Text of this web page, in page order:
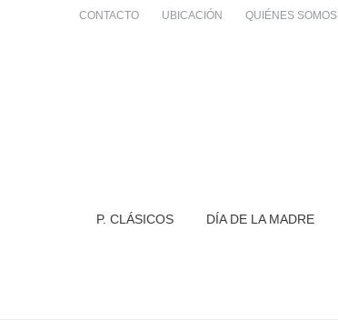
CONTACTO UBICACIÓN QUIÉNES SOMOS
P. CLÁSICOS DÍA DE LA MADRE